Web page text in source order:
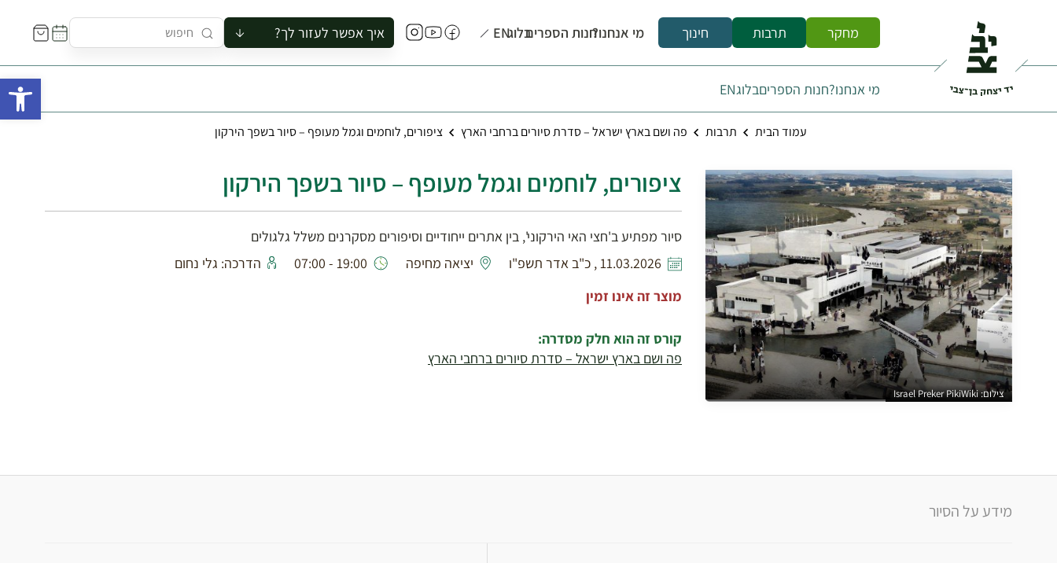
מחקר תרבות חינוך מי אנחנו?חנות הספריםבלוגEN איך אפשר לעזור לך?
להזמין סיור לקבוצה
להירשם לקורס
לקנות ספר
לתאם ביקור בצריף
מי אנחנו?חנות הספריםבלוגEN
עמוד הבית תרבות פה ושם בארץ ישראל – סדרת סיורים ברחבי הארץ ציפורים, לוחמים וגמל מעופף – סיור בשפך הירקון
צילום: Israel Preker PikiWiki
ציפורים, לוחמים וגמל מעופף – סיור בשפך הירקון
סיור מפתיע ב'חצי האי הירקוני', בין אתרים ייחודיים וסיפורים מסקרנים משלל גלגולים
11.03.2026 , כ"ב אדר תשפ"ו
יציאה מחיפה 19:00 - 07:00
הדרכה: גלי נחום
מוצר זה אינו זמין
קורס זה הוא חלק מסדרה:
פה ושם בארץ ישראל – סדרת סיורים ברחבי הארץ
מידע על הסיור